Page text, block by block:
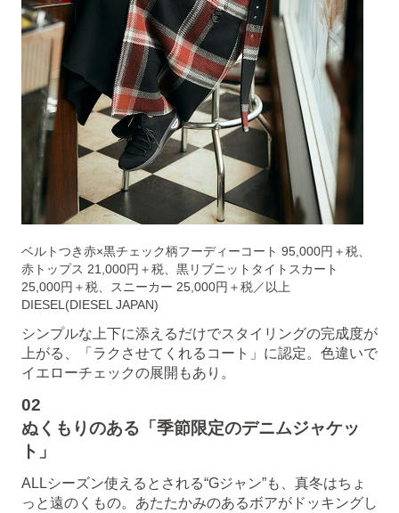
ベルトつき赤×黒チェック柄フーディーコート 95,000円＋税、
赤トップス 21,000円＋税、黒リブニットタイトスカート
25,000円＋税、スニーカー 25,000円＋税／以上
DIESEL(DIESEL JAPAN)
シンプルな上下に添えるだけでスタイリングの完成度が
上がる、「ラクさせてくれるコート」に認定。色違いで
イエローチェックの展開もあり。
02
ぬくもりのある「季節限定のデニムジャケッ
ト」
ALLシーズン使えるとされる“Gジャン”も、真冬はちょ
っと遠のくもの。あたたかみのあるボアがドッキングし